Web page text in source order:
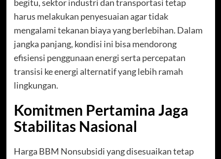
begitu, sektor industri dan transportasi tetap
harus melakukan penyesuaian agar tidak
mengalami tekanan biaya yang berlebihan. Dalam
jangka panjang, kondisi ini bisa mendorong
efisiensi penggunaan energi serta percepatan
transisi ke energi alternatif yang lebih ramah
lingkungan.
Komitmen Pertamina Jaga
Stabilitas Nasional
Harga BBM Nonsubsidi yang disesuaikan tetap